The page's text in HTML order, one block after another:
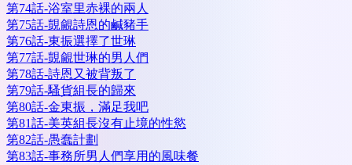
第74話-浴室里赤裸的兩人
第75話-覬覦詩恩的鹹豬手
第76話-東振選擇了世琳
第77話-覬覦世琳的男人們
第78話-詩恩又被背叛了
第79話-騷貨組長的歸來
第80話-金東振，滿足我吧
第81話-美英組長沒有止境的性慾
第82話-愚蠢計劃
第83話-事務所男人們享用的風味餐